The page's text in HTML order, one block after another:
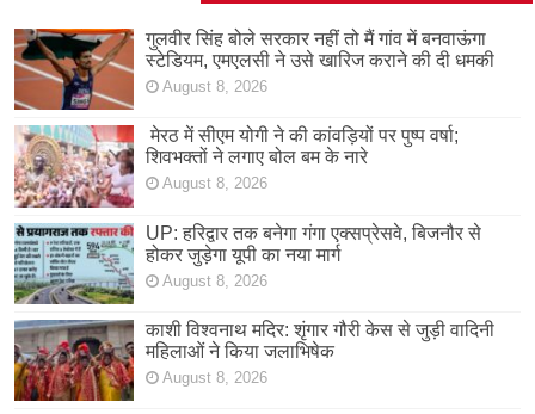
गुलवीर सिंह बोले सरकार नहीं तो मैं गांव में बनवाऊंगा
स्टेडियम, एमएलसी ने उसे खारिज कराने की दी धमकी
August 8, 2026
मेरठ में सीएम योगी ने की कांवड़ियों पर पुष्प वर्षा;
शिवभक्तों ने लगाए बोल बम के नारे
August 8, 2026
UP: हरिद्वार तक बनेगा गंगा एक्सप्रेसवे, बिजनौर से
होकर जुड़ेगा यूपी का नया मार्ग
August 8, 2026
काशी विश्वनाथ मदिर: शृंगार गौरी केस से जुड़ी वादिनी
महिलाओं ने किया जलाभिषेक
August 8, 2026